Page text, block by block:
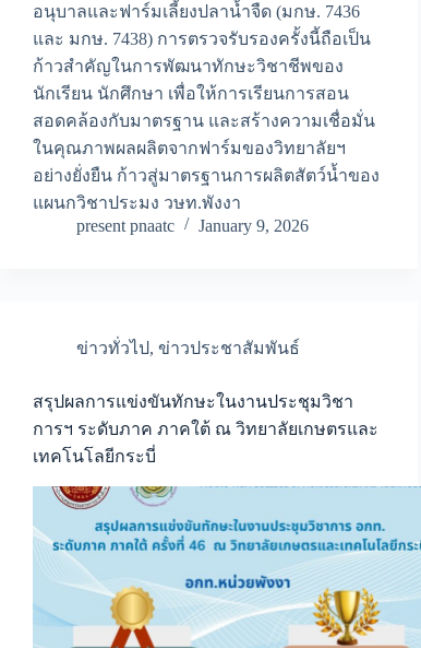
อนุบาลและฟาร์มเลี้ยงปลาน้ำจืด (มกษ. 7436
และ มกษ. 7438) การตรวจรับรองครั้งนี้ถือเป็น
ก้าวสำคัญในการพัฒนาทักษะวิชาชีพของ
นักเรียน นักศึกษา เพื่อให้การเรียนการสอน
สอดคล้องกับมาตรฐาน และสร้างความเชื่อมั่น
ในคุณภาพผลผลิตจากฟาร์มของวิทยาลัยฯ
อย่างยั่งยืน ก้าวสู่มาตรฐานการผลิตสัตว์น้ำของ
แผนกวิชาประมง วษท.พังงา
present pnaatc
January 9, 2026
ข่าวทั่วไป, ข่าวประชาสัมพันธ์
สรุปผลการแข่งขันทักษะในงานประชุมวิชา
การฯ ระดับภาค ภาคใต้ ณ วิทยาลัยเกษตรและ
เทคโนโลยีกระบี่